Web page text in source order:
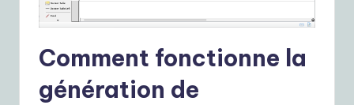
Comment fonctionne la
génération de